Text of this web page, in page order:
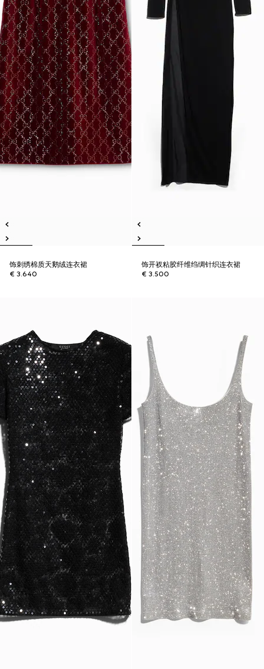
饰刺绣棉质天鹅绒连衣裙
€ 3.640
饰开衩粘胶纤维绉绸针织连衣裙
€ 3.500